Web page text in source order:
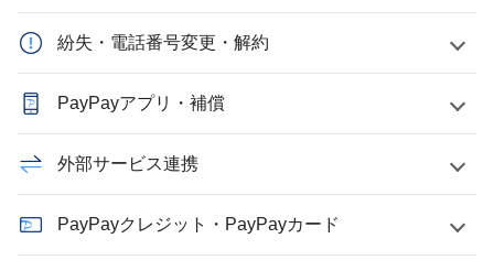
紛失・電話番号変更・解約
PayPayアプリ・補償
外部サービス連携
PayPayクレジット・PayPayカード